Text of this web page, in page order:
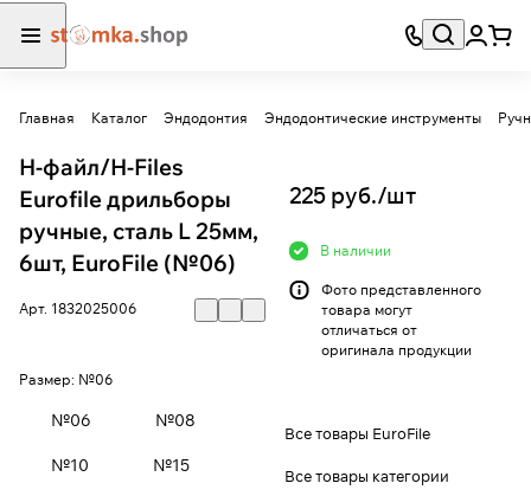
Главная Каталог Эндодонтия Эндодонтические инструменты
Н-файл/Н-Files
Eurofile дрильборы
ручные, сталь L 25мм,
6шт, EuroFile (№06)
Арт. 1832025006
Размер: №06
№06 №08
№10 №15
225 руб./шт
В наличии
Фото представленного
товара могут
отличаться от
оригинала продукции
Все товары EuroFile
Все товары категории